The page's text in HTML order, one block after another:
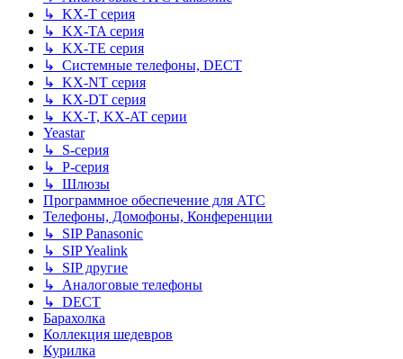
↳ KX-T серия
↳ KX-TA серия
↳ KX-TE серия
↳ Системные телефоны, DECT
↳ KX-NT серия
↳ KX-DT серия
↳ KX-T, KX-AT серии
Yeastar
↳ S-серия
↳ P-серия
↳ Шлюзы
Программное обеспечение для АТС
Телефоны, Домофоны, Конференции
↳ SIP Panasonic
↳ SIP Yealink
↳ SIP другие
↳ Аналоговые телефоны
↳ DECT
Барахолка
Коллекция шедевров
Курилка